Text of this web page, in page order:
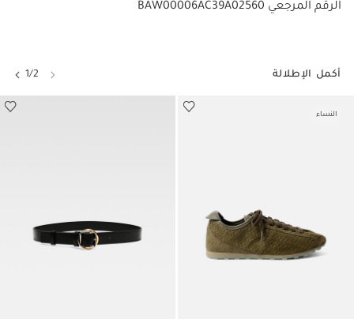
BAW00006AC39A02560 الرقم المرجعي
أكمل الإطلالة
النساء
1/2